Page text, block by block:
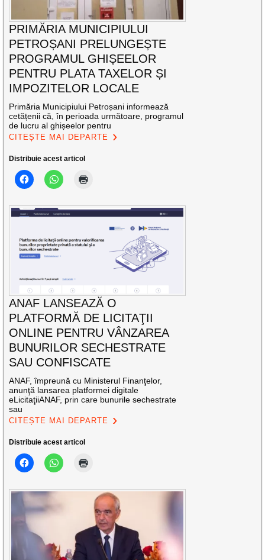
PRIMĂRIA MUNICIPIULUI
PETROȘANI PRELUNGEȘTE
PROGRAMUL GHIȘEELOR
PENTRU PLATA TAXELOR ȘI
IMPOZITELOR LOCALE
Primăria Municipiului Petroșani informează
cetățenii că, în perioada următoare, programul
de lucru al ghișeelor pentru
CITEȘTE MAI DEPARTE
Distribuie acest articol
ANAF LANSEAZĂ O
PLATFORMĂ DE LICITAŢII
ONLINE PENTRU VÂNZAREA
BUNURILOR SECHESTRATE
SAU CONFISCATE
ANAF, împreună cu Ministerul Finanţelor,
anunţă lansarea platformei digitale
eLicitaţiiANAF, prin care bunurile sechestrate
sau
CITEȘTE MAI DEPARTE
Distribuie acest articol